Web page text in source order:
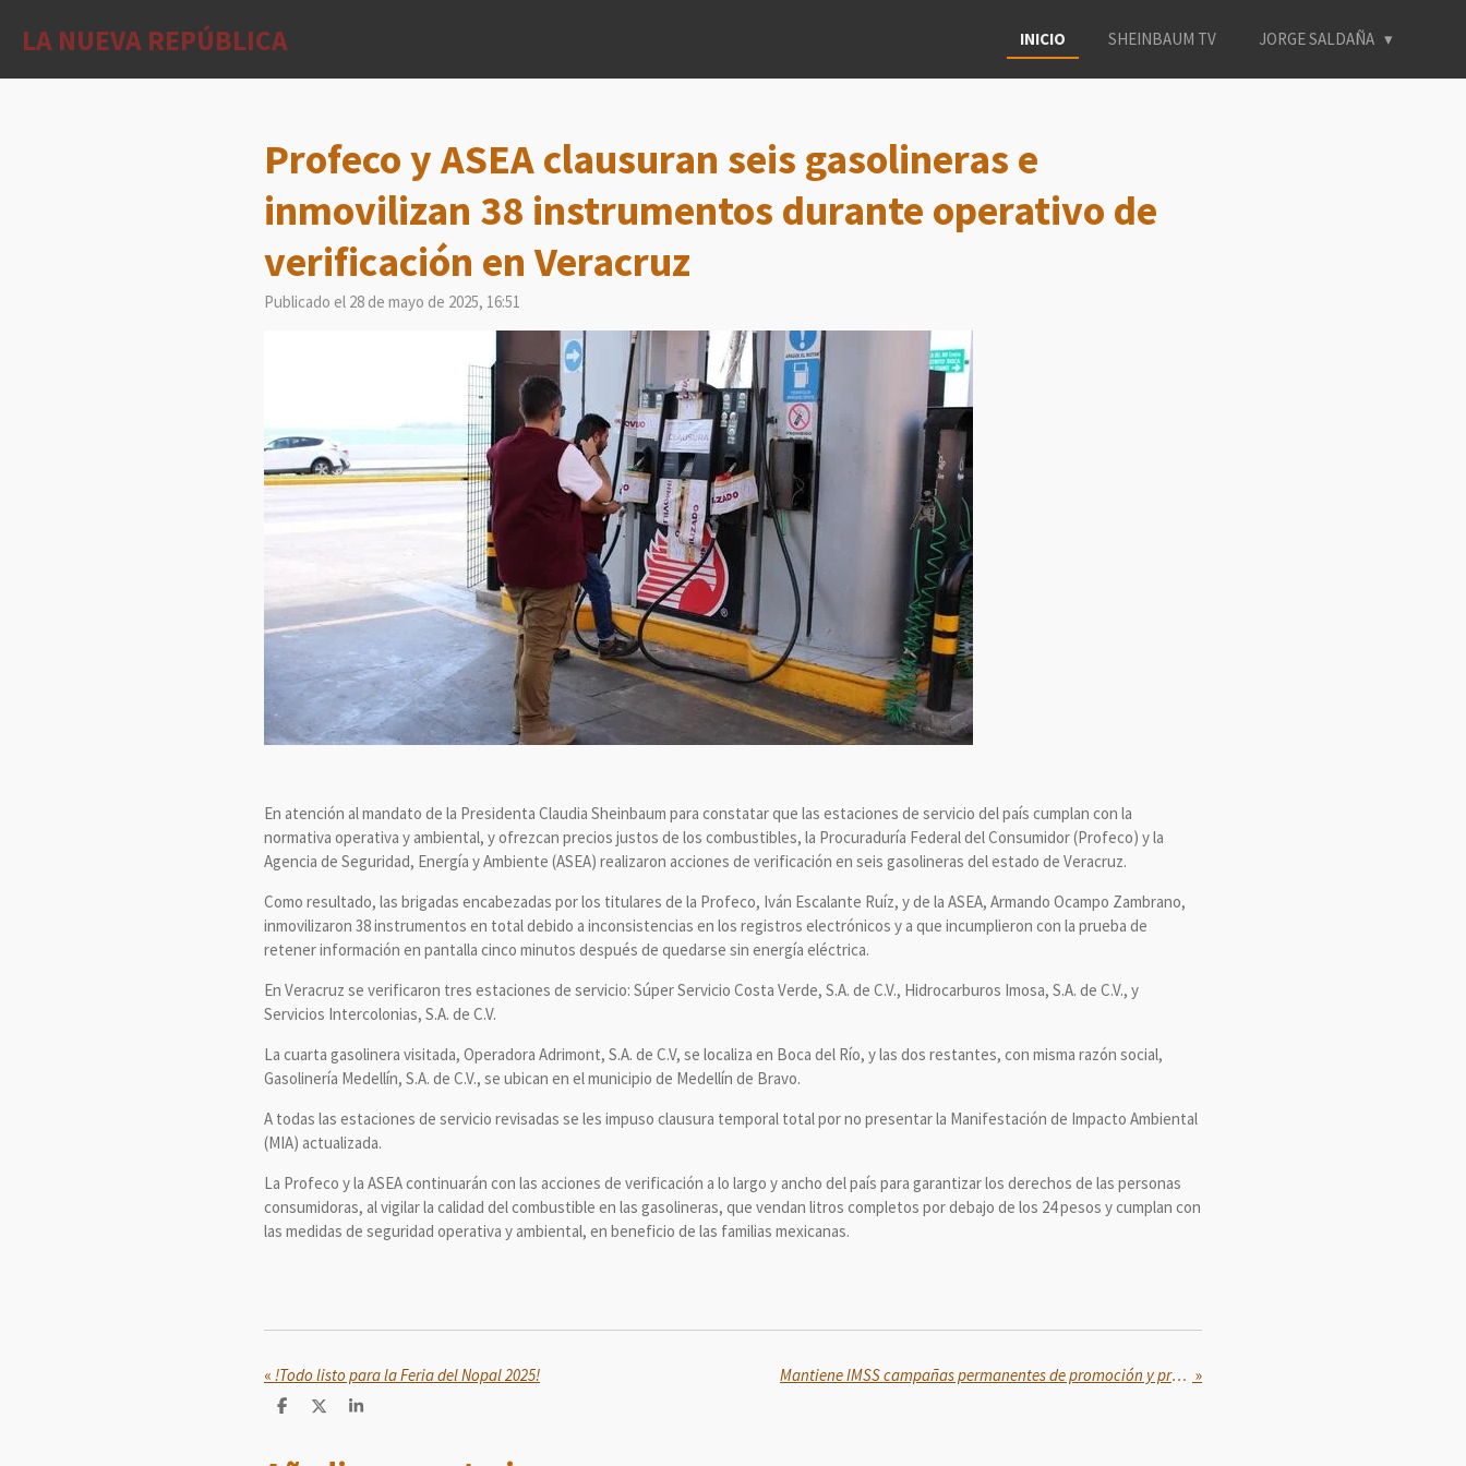
LA NUEVA REPÚBLICA INICIO SHEINBAUM TV JORGE SALDAÑA
Profeco y ASEA clausuran seis gasolineras e
inmovilizan 38 instrumentos durante operativo de
verificación en Veracruz
Publicado el 28 de mayo de 2025, 16:51
En atención al mandato de la Presidenta Claudia Sheinbaum para constatar que las estaciones de servicio del país cumplan con la
normativa operativa y ambiental, y ofrezcan precios justos de los combustibles, la Procuraduría Federal del Consumidor (Profeco) y la
Agencia de Seguridad, Energía y Ambiente (ASEA) realizaron acciones de verificación en seis gasolineras del estado de Veracruz.
Como resultado, las brigadas encabezadas por los titulares de la Profeco, Iván Escalante Ruíz, y de la ASEA, Armando Ocampo Zambrano,
inmovilizaron 38 instrumentos en total debido a inconsistencias en los registros electrónicos y a que incumplieron con la prueba de
retener información en pantalla cinco minutos después de quedarse sin energía eléctrica.
En Veracruz se verificaron tres estaciones de servicio: Súper Servicio Costa Verde, S.A. de C.V., Hidrocarburos Imosa, S.A. de C.V., y
Servicios Intercolonias, S.A. de C.V.
La cuarta gasolinera visitada, Operadora Adrimont, S.A. de C.V, se localiza en Boca del Río, y las dos restantes, con misma razón social,
Gasolinería Medellín, S.A. de C.V., se ubican en el municipio de Medellín de Bravo.
A todas las estaciones de servicio revisadas se les impuso clausura temporal total por no presentar la Manifestación de Impacto Ambiental
(MIA) actualizada.
La Profeco y la ASEA continuarán con las acciones de verificación a lo largo y ancho del país para garantizar los derechos de las personas
consumidoras, al vigilar la calidad del combustible en las gasolineras, que vendan litros completos por debajo de los 24 pesos y cumplan con
las medidas de seguridad operativa y ambiental, en beneficio de las familias mexicanas.
« !Todo listo para la Feria del Nopal 2025! Mantiene IMSS campañas permanentes de promoción y prevención para cuidar la salud de las mujeres en todas las etapas de la vida »
C
p
C
C